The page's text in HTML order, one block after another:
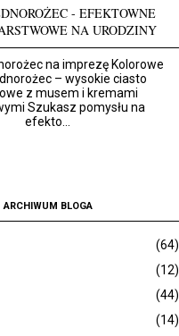
- EFEKTOWNE
NA URODZINY
na imprezę Kolorowe
– wysokie ciasto
z musem i kremami
Szukasz pomysłu na
efekto...
ARCHIWUM BLOGA
(64)
(12)
(44)
(14)